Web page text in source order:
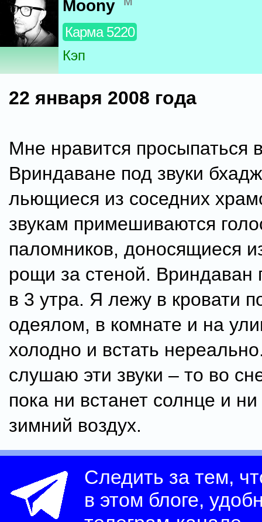
Moony
Карма 5220
Кэп
22 января 2008 года
Мне нравится просыпаться
Вриндаване под звуки
льющиеся из соседних
звукам примешиваются
паломников, доносящиеся
рощи за стеной. Вриндаван
в 3 утра. Я лежу в кровати
одеялом, в комнате и на
холодно и встать
слушаю эти звуки – то во
пока ни встанет солнце и ни
зимний воздух.
Следить за тем,
в этом блоге,